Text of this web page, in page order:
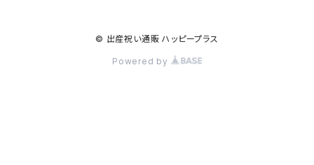
ラルフローレン男の子出産祝い
ミキハウス女の子出産祝い
5月生まれ出産祝い© 出産祝い通販 ハッピープラス
Powered by